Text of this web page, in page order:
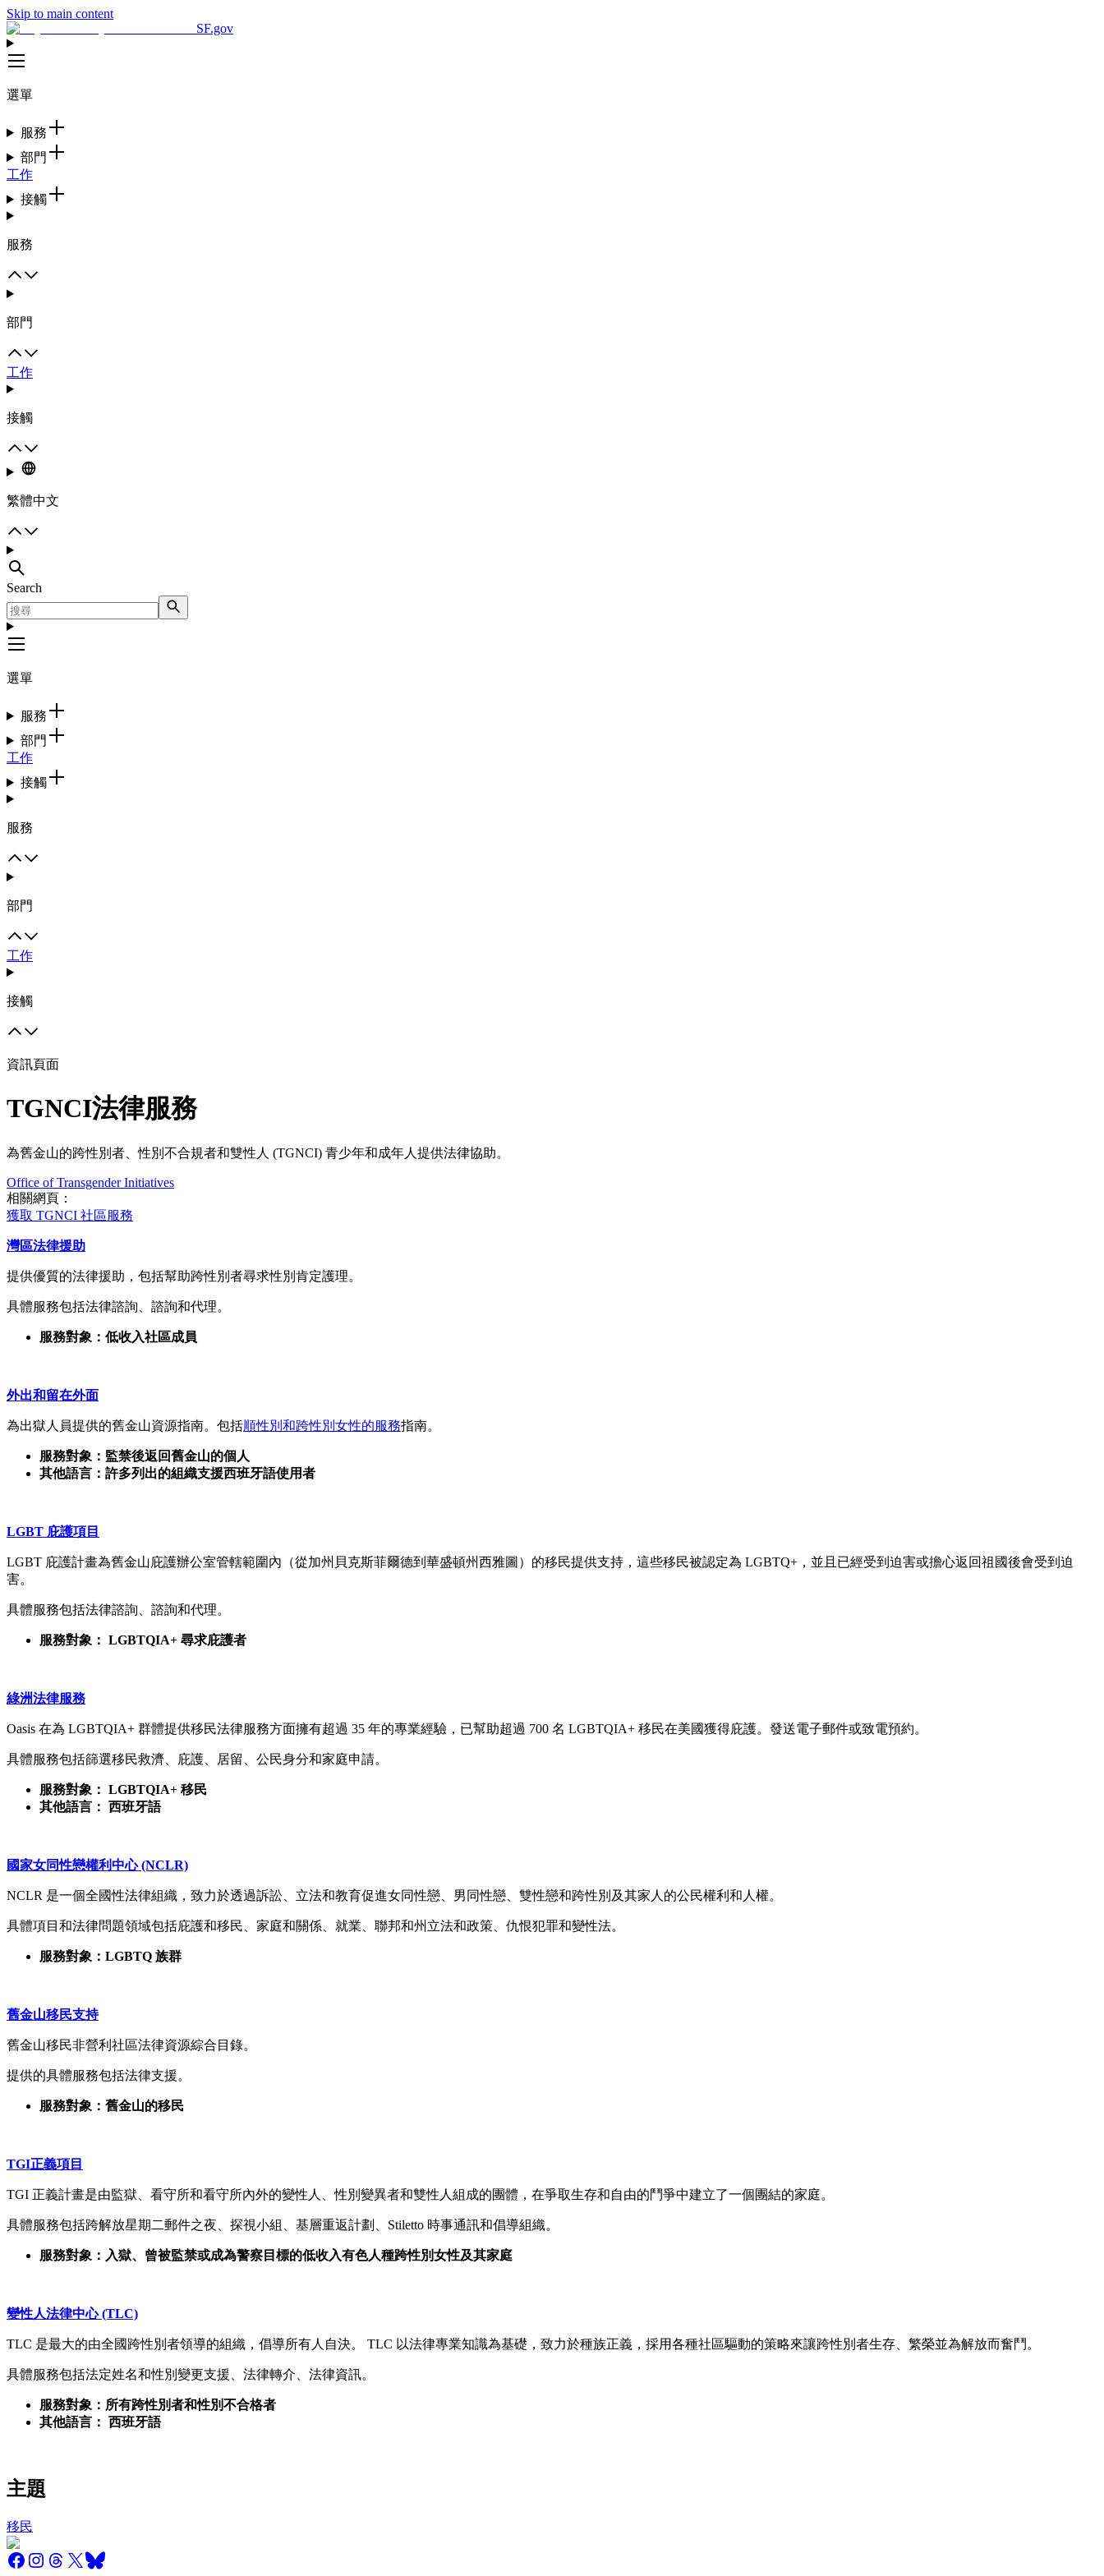
Skip to main content
SF.gov
選單
服務
部門
工作
接觸
服務
部門
工作
接觸
繁體中文
Search
選單
服務
部門
工作
接觸
服務
部門
工作
接觸
資訊頁面
TGNCI法律服務
為舊金山的跨性別者、性別不合規者和雙性人 (TGNCI) 青少年和成年人提供法律協助。
Office of Transgender Initiatives
相關網頁：
獲取 TGNCI 社區服務
灣區法律援助
提供優質的法律援助，包括幫助跨性別者尋求性別肯定護理。
具體服務包括法律諮詢、諮詢和代理。
服務對象：低收入社區成員
外出和留在外面
為出獄人員提供的舊金山資源指南。包括順性別和跨性別女性的服務指南。
服務對象：監禁後返回舊金山的個人
其他語言：許多列出的組織支援西班牙語使用者
LGBT 庇護項目
LGBT 庇護計畫為舊金山庇護辦公室管轄範圍內（從加州貝克斯菲爾德到華盛頓州西雅圖）的移民提供支持，這些移民被認定為 LGBTQ+，並且已經受到迫害或擔心返回祖國後會受到迫
害。
具體服務包括法律諮詢、諮詢和代理。
服務對象： LGBTQIA+ 尋求庇護者
綠洲法律服務
Oasis 在為 LGBTQIA+ 群體提供移民法律服務方面擁有超過 35 年的專業經驗，已幫助超過 700 名 LGBTQIA+ 移民在美國獲得庇護。發送電子郵件或致電預約。
具體服務包括篩選移民救濟、庇護、居留、公民身分和家庭申請。
服務對象： LGBTQIA+ 移民
其他語言： 西班牙語
國家女同性戀權利中心 (NCLR)
NCLR 是一個全國性法律組織，致力於透過訴訟、立法和教育促進女同性戀、男同性戀、雙性戀和跨性別及其家人的公民權利和人權。
具體項目和法律問題領域包括庇護和移民、家庭和關係、就業、聯邦和州立法和政策、仇恨犯罪和變性法。
服務對象：LGBTQ 族群
舊金山移民支持
舊金山移民非營利社區法律資源綜合目錄。
提供的具體服務包括法律支援。
服務對象：舊金山的移民
TGI正義項目
TGI 正義計畫是由監獄、看守所和看守所內外的變性人、性別變異者和雙性人組成的團體，在爭取生存和自由的鬥爭中建立了一個團結的家庭。
具體服務包括跨解放星期二郵件之夜、探視小組、基層重返計劃、Stiletto 時事通訊和倡導組織。
服務對象：入獄、曾被監禁或成為警察目標的低收入有色人種跨性別女性及其家庭
變性人法律中心 (TLC)
TLC 是最大的由全國跨性別者領導的組織，倡導所有人自決。 TLC 以法律專業知識為基礎，致力於種族正義，採用各種社區驅動的策略來讓跨性別者生存、繁榮並為解放而奮鬥。
具體服務包括法定姓名和性別變更支援、法律轉介、法律資訊。
服務對象：所有跨性別者和性別不合格者
其他語言： 西班牙語
主題
移民